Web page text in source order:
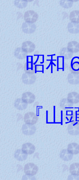
昭和
『山